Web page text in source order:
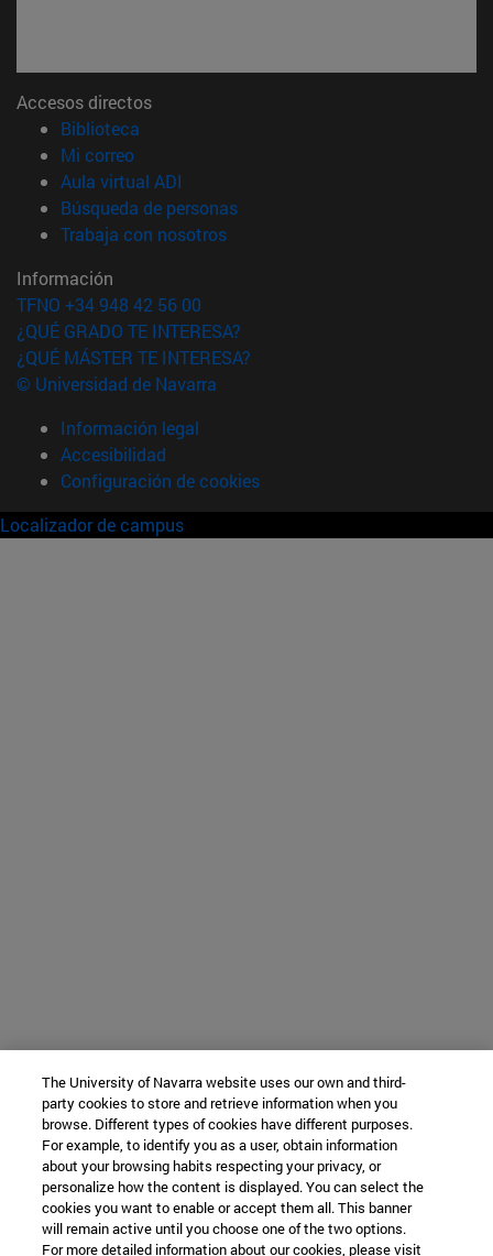
Accesos directos
Biblioteca
Mi correo(abre en nueva ventana)
Aula virtual ADI
Búsqueda de personas(abre en nueva ventana)
Trabaja con nosotros(abre en nueva ventana)
Información
TFNO +34 948 42 56 00
¿QUÉ GRADO TE INTERESA?
¿QUÉ MÁSTER TE INTERESA?
© Universidad de Navarra
Información legal
Accesibilidad
Configuración de cookies
Localizador de campus
The University of Navarra website uses our own and third-
party cookies to store and retrieve information when you
browse. Different types of cookies have different purposes.
For example, to identify you as a user, obtain information
about your browsing habits respecting your privacy, or
personalize how the content is displayed. You can select the
cookies you want to enable or accept them all. This banner
will remain active until you choose one of the two options.
For more detailed information about our cookies, please visit